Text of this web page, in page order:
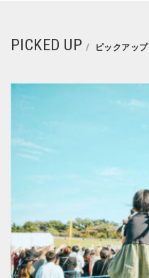
PICKED UP ピックアップ